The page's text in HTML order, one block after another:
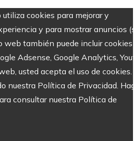
cookies para mejorar y
y para mostrar anuncios
web también puede incluir cookies
Adsense, Google Analytics,
usted acepta el uso de cookies.
nuestra Política de Privacidad.
consultar nuestra Política de